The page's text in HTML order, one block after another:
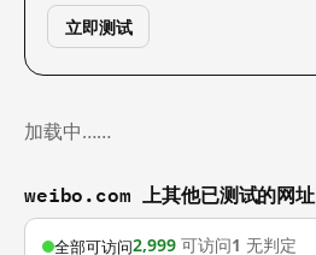
立即测试
加载中……
weibo.com 上其他已测试的网址
全部可访问2,999 可访问1 无判定